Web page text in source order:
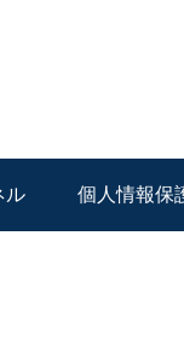
ル 個人情報保